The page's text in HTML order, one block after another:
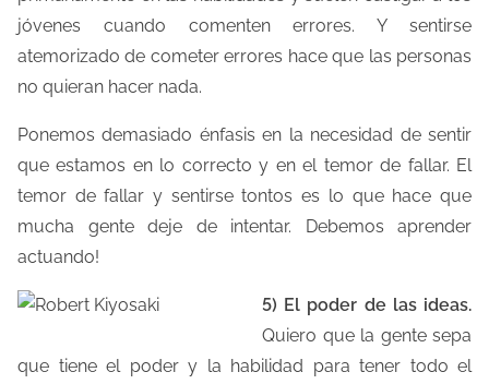
t
r
a
jóvenes cuando comenten errores. Y sentirse
atemorizado de cometer errores hace que las personas
no quieran hacer nada.
Ponemos demasiado énfasis en la necesidad de sentir
que estamos en lo correcto y en el temor de fallar. El
temor de fallar y sentirse tontos es lo que hace que
mucha gente deje de intentar. Debemos aprender
actuando!
5) El poder de las ideas.
Quiero que la gente sepa
que tiene el poder y la habilidad para tener todo el